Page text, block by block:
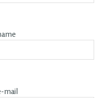
mail